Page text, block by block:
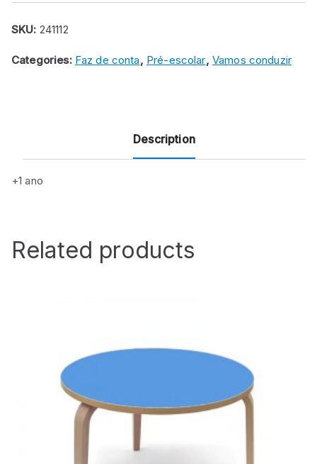
mini-
chubbies
modelos)
SKU: 241112
Categories: Faz de conta, Pré-escolar, Vamos conduzir
Description
+1 ano
Related products